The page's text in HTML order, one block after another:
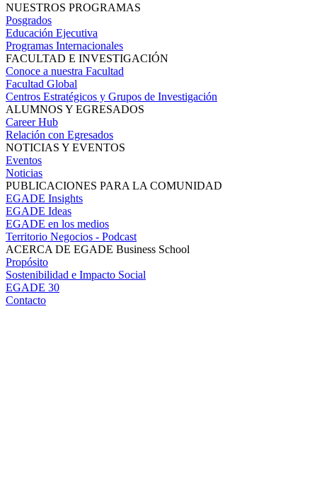
NUESTROS PROGRAMAS
Posgrados
Educación Ejecutiva
Programas Internacionales
FACULTAD E INVESTIGACIÓN
Conoce a nuestra Facultad
Facultad Global
Centros Estratégicos y Grupos de Investigación
ALUMNOS Y EGRESADOS
Career Hub
Relación con Egresados
NOTICIAS Y EVENTOS
Eventos
Noticias
PUBLICACIONES PARA LA COMUNIDAD
EGADE Insights
EGADE Ideas
EGADE en los medios
Territorio Negocios - Podcast
ACERCA DE EGADE Business School
Propósito
Sostenibilidad e Impacto Social
EGADE 30
Contacto